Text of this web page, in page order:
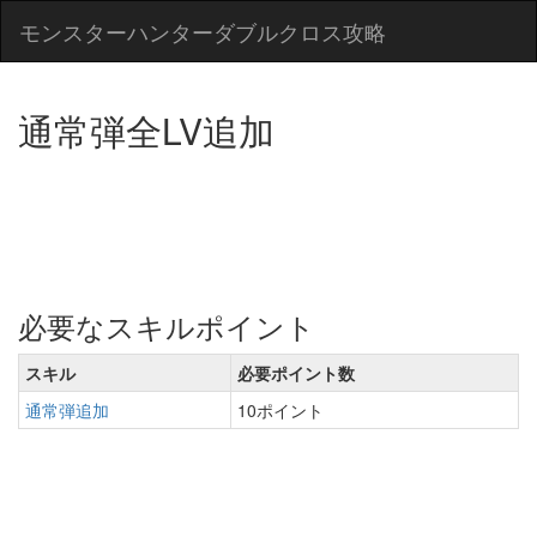
モンスターハンターダブルクロス攻略
通常弾全LV追加
必要なスキルポイント
スキル
必要ポイント数
通常弾追加
10ポイント